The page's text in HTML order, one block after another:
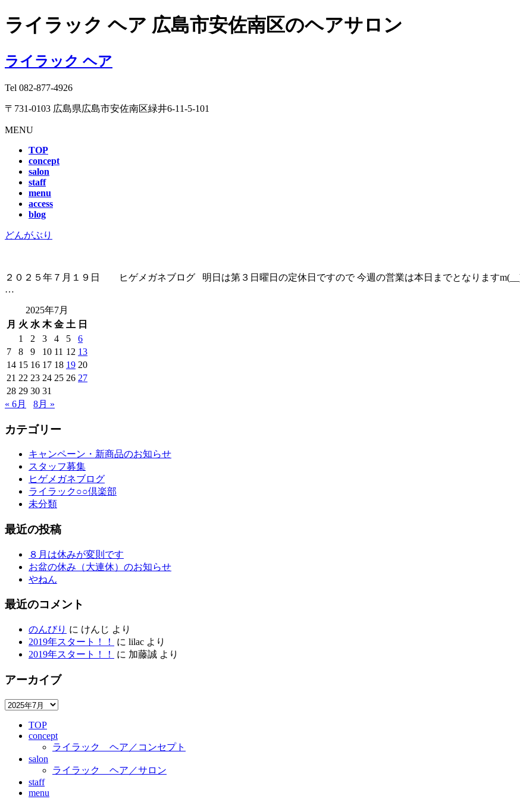
ライラック ヘア 広島市安佐南区のヘアサロン
ライラック ヘア
Tel 082-877-4926
〒731-0103 広島県広島市安佐南区緑井6-11-5-101
MENU
TOP
concept
salon
staff
menu
access
blog
どんがぶり
２０２５年７月１９日 ヒゲメガネブログ 明日は第３日曜日の定休日ですので 今週の営業は本日までとなります
…
2025年7月
月 火 水 木 金 土 日
1
2 3 4 5
6
7
8 9 10 11 12 13
14 15 16 17 18 19 20
21 22 23 24 25 26 27
28 29 30 31
« 6月
8月 »
カテゴリー
キャンペーン・新商品のお知らせ
スタッフ募集
ヒゲメガネブログ
ライラック○○倶楽部
未分類
最近の投稿
８月は休みが変則です
お盆の休み（大連休）のお知らせ
やねん
最近のコメント
のんびり に けんじ より
2019年スタート！！
に lilac より
2019年スタート！！
に 加藤誠 より
アーカイブ
ア
TOP
concept
ライラック ヘア／コンセプト
salon
ライラック ヘア／サロン
staff
menu